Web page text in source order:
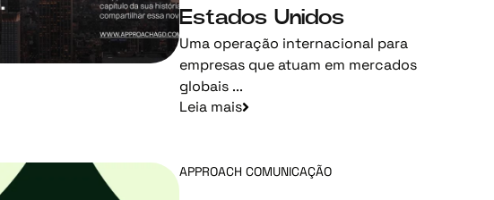
Estados Unidos
Uma operação internacional para
empresas que atuam em mercados
globais ...
Leia mais
APPROACH COMUNICAÇÃO